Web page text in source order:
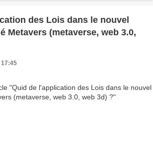
des Lois dans le nouvel
Metavers (metaverse, web 3.0,
17:45